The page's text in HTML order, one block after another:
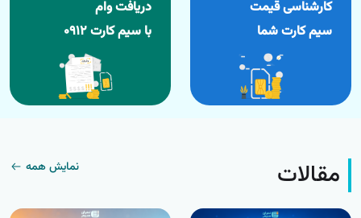
کارشناسی قیمت
سیم کارت شما
دریافت وام
با سیم کارت ۰۹۱۲
مقالات نمایش همه